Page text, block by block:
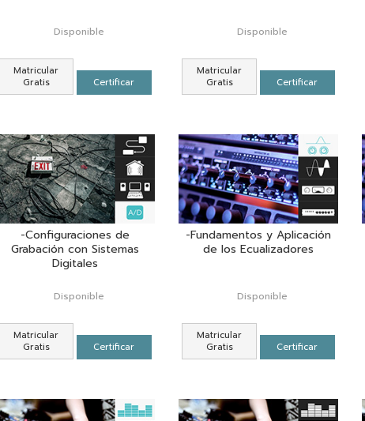
Disponible
Matricular
Gratis
Certificar
Disponible
Matricular
Gratis
Certificar
-Configuraciones de
Grabación con Sistemas
Digitales
Disponible
Matricular
Gratis
Certificar
-Fundamentos y Aplicación
de los Ecualizadores
Disponible
Matricular
Gratis
Certificar